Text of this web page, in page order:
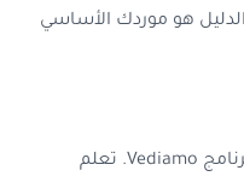
هو موردك الأساسي
Vediamo. تعلم